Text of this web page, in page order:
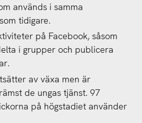
används i samma
tidigare.
på Facebook, såsom
i grupper och publicera
av växa men är
de ungas tjänst. 97
på högstadiet använder